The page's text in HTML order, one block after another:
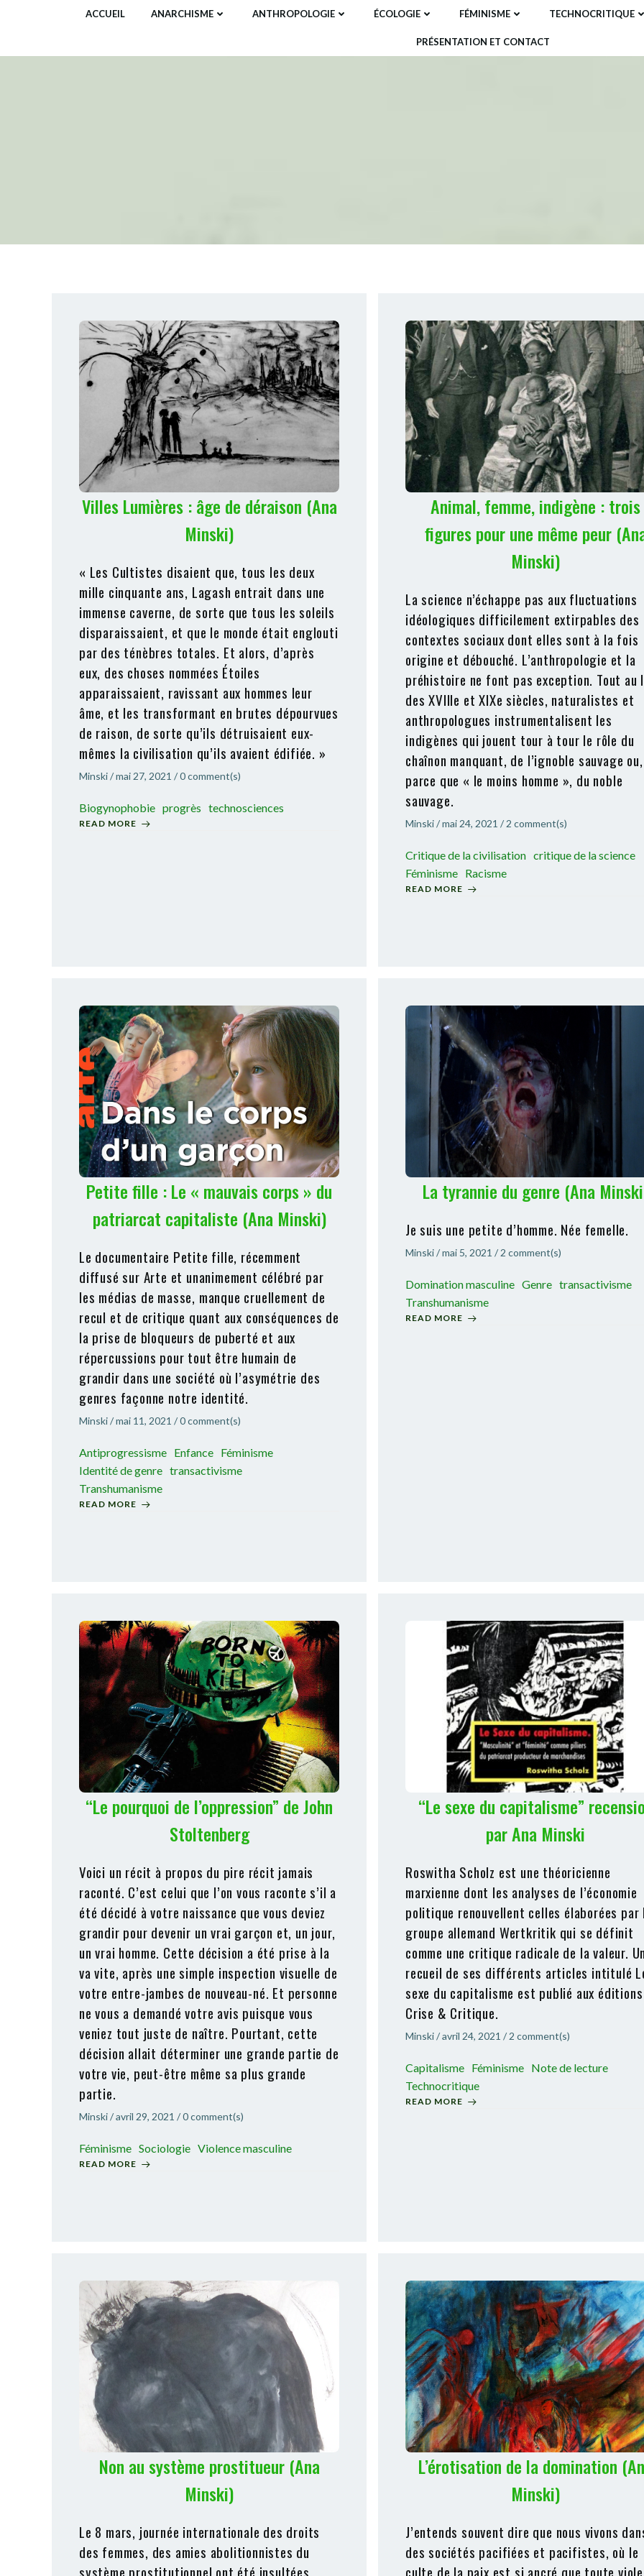
ACCUEIL ANARCHISME ANTHROPOLOGIE ÉCOLOGIE FÉMINISME TECHNOCRITIQUE
PRÉSENTATION ET CONTACT
Villes Lumières : âge de déraison (Ana
Minski)
« Les Cultistes disaient que, tous les deux
mille cinquante ans, Lagash entrait dans une
immense caverne, de sorte que tous les soleils
disparaissaient, et que le monde était englouti
par des ténèbres totales. Et alors, d’après
eux, des choses nommées Étoiles
apparaissaient, ravissant aux hommes leur
âme, et les transformant en brutes dépourvues
de raison, de sorte qu’ils détruisaient eux-
mêmes la civilisation qu’ils avaient édifiée. »
Minski/mai 27, 2021 /0comment(s)
Biogynophobie progrès technosciences
READ MORE
Animal, femme, indigène : trois
figures pour une même peur
Minski)
La science n’échappe pas aux fluctuations
idéologiques difficilement extirpables des
contextes sociaux dont elles sont à la fois
origine et débouché. L’anthropologie et la
préhistoire ne font pas exception. Tout au
des XVIIIe et XIXe siècles, naturalistes et
anthropologues instrumentalisent les
indigènes qui jouent tour à tour le rôle du
chaînon manquant, de l’ignoble sauvage ou,
parce que « le moins homme », du noble
sauvage.
Minski/mai 24, 2021 / 2 comment(s)
Critique de la civilisation critique de la science
Féminisme Racisme
READ MORE
Petite fille : Le « mauvais corps » du
patriarcat capitaliste (Ana Minski)
Le documentaire Petite fille, récemment
diffusé sur Arte et unanimement célébré par
les médias de masse, manque cruellement de
recul et de critique quant aux conséquences de
la prise de bloqueurs de puberté et aux
répercussions pour tout être humain de
grandir dans une société où l’asymétrie des
genres façonne notre identité.
Minski/mai 11, 2021 /0comment(s)
Antiprogressisme Enfance Féminisme
Identité de genre transactivisme
Transhumanisme
READ MORE
La tyrannie du genre (Ana
Je suis une petite d’homme. Née femelle.
Minski/mai 5, 2021 / 2 comment(s)
Domination masculine Genre transactivisme
Transhumanisme
READ MORE
“Le pourquoi de l’oppression” de John
Stoltenberg
Voici un récit à propos du pire récit jamais
raconté. C’est celui que l’on vous raconte s’il a
été décidé à votre naissance que vous deviez
grandir pour devenir un vrai garçon et, un jour,
un vrai homme. Cette décision a été prise à la
va vite, après une simple inspection visuelle de
votre entre-jambes de nouveau-né. Et personne
ne vous a demandé votre avis puisque vous
veniez tout juste de naître. Pourtant, cette
décision allait déterminer une grande partie de
votre vie, peut-être même sa plus grande
partie.
Minski/avril 29, 2021 /0comment(s)
Féminisme Sociologie Violence masculine
READ MORE
“Le sexe du capitalisme”
par Ana Minski
Roswitha Scholz est une théoricienne
marxienne dont les analyses de l’économie
politique renouvellent celles élaborées par
groupe allemand Wertkritik qui se définit
comme une critique radicale de la valeur.
recueil de ses différents articles intitulé
sexe du capitalisme est publié aux éditions
Crise & Critique.
Minski/avril 24, 2021 / 2 comment(s)
Capitalisme Féminisme Note de lecture
Technocritique
READ MORE
Non au système prostitueur (Ana
Minski)
Le 8 mars, journée internationale des droits
des femmes, des amies abolitionnistes du
système prostitutionnel ont été insultées,
L’érotisation de la domination
Minski)
J’entends souvent dire que nous vivons
des sociétés pacifiées et pacifistes, où le
culte de la paix est si ancré que toute